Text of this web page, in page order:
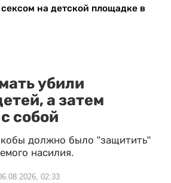
на детской площадке в
убили
а затем
собой
должно было "защитить"
насилия.
02:33